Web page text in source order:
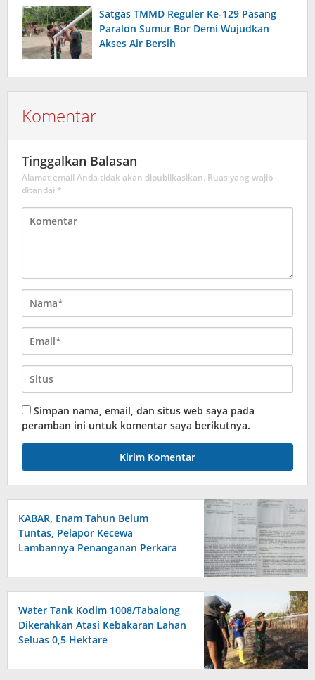
Satgas TMMD Reguler Ke-129 Pasang
Paralon Sumur Bor Demi Wujudkan
Akses Air Bersih
Komentar
Tinggalkan Balasan
Alamat email Anda tidak akan dipublikasikan. Ruas yang wajib
ditandai *
Simpan nama, email, dan situs web saya pada
peramban ini untuk komentar saya berikutnya.
KABAR, Enam Tahun Belum
Tuntas, Pelapor Kecewa
Lambannya Penanganan Perkara
Water Tank Kodim 1008/Tabalong
Dikerahkan Atasi Kebakaran Lahan
Seluas 0,5 Hektare